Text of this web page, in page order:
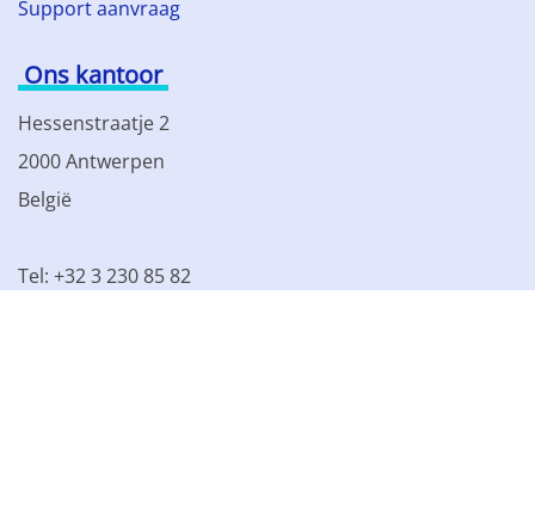
Support aanvraag
Ons kantoor
Hessenstraatje 2
2000 Antwerpen
België
Tel: +32 3 230 85 82